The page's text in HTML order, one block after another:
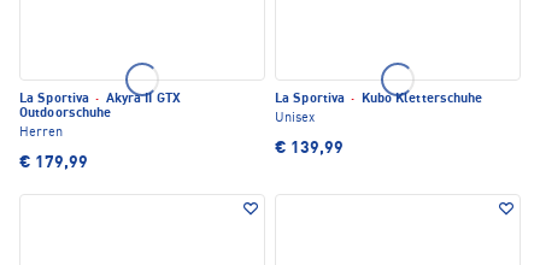
La Sportiva · Akyra II GTX
Outdoorschuhe
Herren
€ 179,99
La Sportiva ·
Kubo Kletterschuhe
Unisex
€ 139,99